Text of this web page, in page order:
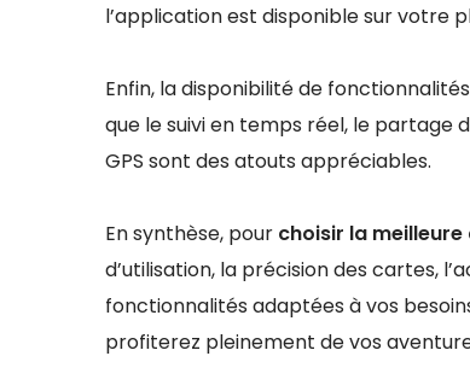
l’application est disponible sur votre
Enfin, la disponibilité de
que le suivi en temps réel, le partage
GPS sont des atouts appréciables.
En synthèse, pour choisir la
d’utilisation, la précision des cartes,
fonctionnalités adaptées à vos
profiterez pleinement de vos